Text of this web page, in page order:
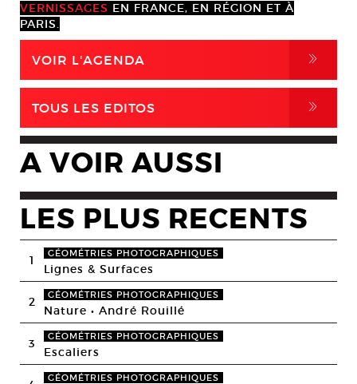
VERNISSAGES EN FRANCE, EN RÉGION ET À
PARIS.
VOIR L'AGENDA ,
TOUS LES EDITOS ,
A VOIR AUSSI
LES PLUS RECENTS
1 GÉOMÉTRIES PHOTOGRAPHIQUES
Lignes & Surfaces
2 GÉOMÉTRIES PHOTOGRAPHIQUES
Nature • André Rouillé
3 GÉOMÉTRIES PHOTOGRAPHIQUES
Escaliers
GÉOMÉTRIES PHOTOGRAPHIQUES